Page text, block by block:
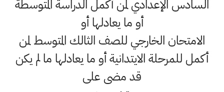
السادس الإعدادي لمن أكمل الدراسة المتوسطة
أو ما يعادلها أو
الامتحان الخارجي للصف الثالك المتوسط لمن
أكمل للمرحلة الايتدانية أو ما يعادلها ما لم يكن
قد مضى على